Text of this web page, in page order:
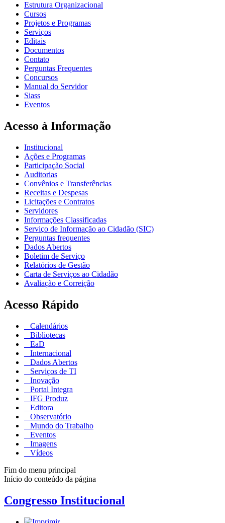
Estrutura Organizacional
Cursos
Projetos e Programas
Serviços
Editais
Documentos
Contato
Perguntas Frequentes
Concursos
Manual do Servidor
Siass
Eventos
Acesso à Informação
Institucional
Ações e Programas
Participação Social
Auditorias
Convênios e Transferências
Receitas e Despesas
Licitações e Contratos
Servidores
Informações Classificadas
Serviço de Informação ao Cidadão (SIC)
Perguntas frequentes
Dados Abertos
Boletim de Serviço
Relatórios de Gestão
Carta de Serviços ao Cidadão
Avaliação e Correição
Acesso Rápido
Calendários
Bibliotecas
EaD
Internacional
Dados Abertos
Serviços de TI
Inovação
Portal Integra
IFG Produz
Editora
Observatório
Mundo do Trabalho
Eventos
Imagens
Vídeos
Fim do menu principal
Início do conteúdo da página
Congresso Institucional